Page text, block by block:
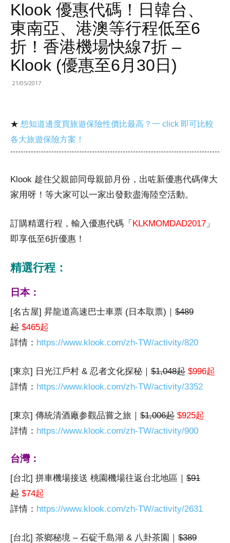
Klook 優惠代碼！日韓台、
東南亞、港澳等行程低至6
折！香港機場快線7折 –
Klook (優惠至6月30日)
21/05/2017
★ 想知道邊度買旅遊保險性價比最高？一 click 即可比較
各大旅遊保險方案！
Klook 趁住父親節同母親節月份，出咗新優惠代碼俾大
家用呀！等大家可以一家出發歎盡海陸空活動。
訂購精選行程，輸入優惠代碼「 KLKMOMDAD2017 」
即享低至6折優惠！
精選行程：
日本：
[名古屋] 昇龍道高速巴士車票 (日本取票)｜ $489
起 $465起
詳情： https://www.klook.com/zh-TW/activity/820
[東京] 日光江戶村 & 忍者文化探秘｜ $1,048起 $996起
詳情： https://www.klook.com/zh-TW/activity/3352
[東京] 傳統清酒廠参觀品嘗之旅｜ $1,006起 $925起
詳情： https://www.klook.com/zh-TW/activity/900
台灣：
[台北] 拼車機場接送 桃園機場往返台北地區｜ $91
起 $74起
詳情： https://www.klook.com/zh-TW/activity/2631
[台北] 茶鄉秘境 – 石碇千島湖 & 八卦茶園｜ $389